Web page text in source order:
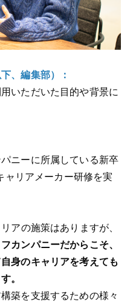
、編集部）：
いただいた目的や背景に
ニーに所属している新卒
ャリアメーカー研修を実
アの施策はありますが、
カンパニーだからこそ、
身のキャリアを考えても
。
築を支援するための様々